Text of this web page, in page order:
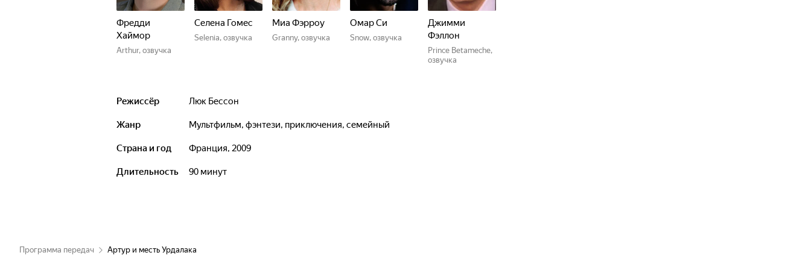
Фредди
Хаймор
Arthur, озвучка
Селена Гомес
Selenia, озвучка
Миа Фэрроу
Granny, озвучка
Омар Си
Snow, озвучка
Джимми
Фэллон
Prince Betameche,
озвучка
Режиссёр Люк Бессон
Жанр мультфильм, фэнтези, приключения, семейный
Страна и год Франция, 2009
Длительность 90 минут
Программа передач Артур и месть Урдалака